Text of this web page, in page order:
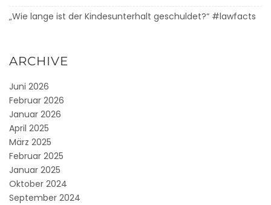
„Wie lange ist der Kindesunterhalt geschuldet?“ #lawfacts
ARCHIVE
Juni 2026
Februar 2026
Januar 2026
April 2025
März 2025
Februar 2025
Januar 2025
Oktober 2024
September 2024